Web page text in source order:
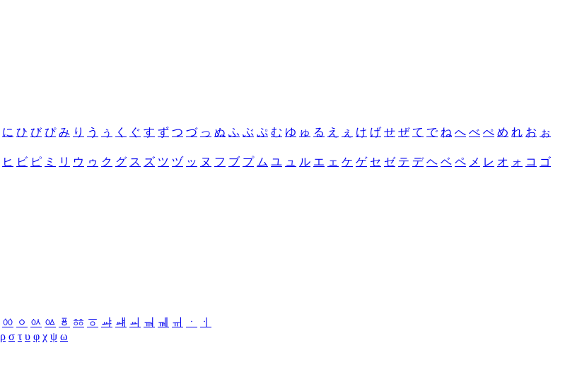
に ひ び ぴ み り う ぅ く ぐ す ず つ づ っ ぬ ふ ぶ ぷ む ゆ ゅ る え ぇ け げ せ ぜ て で ね へ べ ぺ め れ お ぉ
ヒ ビ ピ ミ リ ウ ゥ ク グ ス ズ ツ ヅ ッ ヌ フ ブ プ ム ユ ュ ル エ ェ ケ ゲ セ ゼ テ デ ヘ ベ ペ メ レ オ ォ コ ゴ
ㆀ ㆁ ㆂ ㆃ ㆄ ㆅ ㆆ ㆇ ㆈ ㆉ ㆊ ㆋ ㆌ ㆍ
ㆎ
ρ σ τ υ φ χ ψ ω